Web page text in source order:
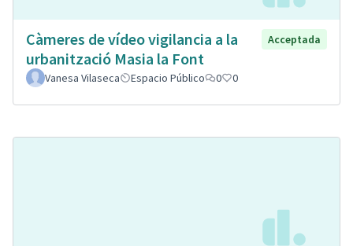
Càmeres de vídeo vigilancia a la
urbanització Masia la Font
Acceptada
Vanesa Vilaseca Espacio Público 0 0